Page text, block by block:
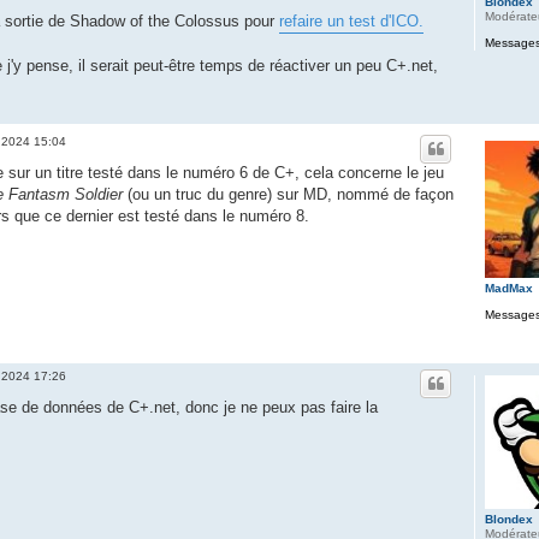
de Shadow of the Colossus pour refaire un test d'ICO.
j'y pense, il serait peut-être temps de réactiver un peu C+.net,
MadMax
15:04
sur un titre testé dans le numéro 6 de C+, cela concerne le jeu
Fantasm Soldier(ou un truc du genre) sur MD, nommé de façon
que ce dernier est testé dans le numéro 8.
Blondex
17:26
de données de C+.net, donc je ne peux pas faire la